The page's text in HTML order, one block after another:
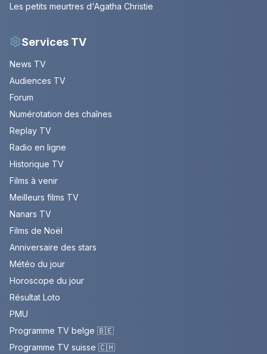
Les petits meurtres d'Agatha Christie
Services TV
News TV
Audiences TV
Forum
Numérotation des chaînes
Replay TV
Radio en ligne
Historique TV
Films à venir
Meilleurs films TV
Nanars TV
Films de Noël
Anniversaire des stars
Météo du jour
Horoscope du jour
Résultat Loto
PMU
Programme TV belge 🇧🇪
Programme TV suisse 🇨🇭